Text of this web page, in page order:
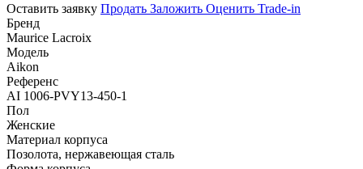
Оставить заявку Продать Заложить Оценить Trade-in
Бренд
Maurice Lacroix
Модель
Aikon
Референс
AI 1006-PVY13-450-1
Пол
Женские
Материал корпуса
Позолота, нержавеющая сталь